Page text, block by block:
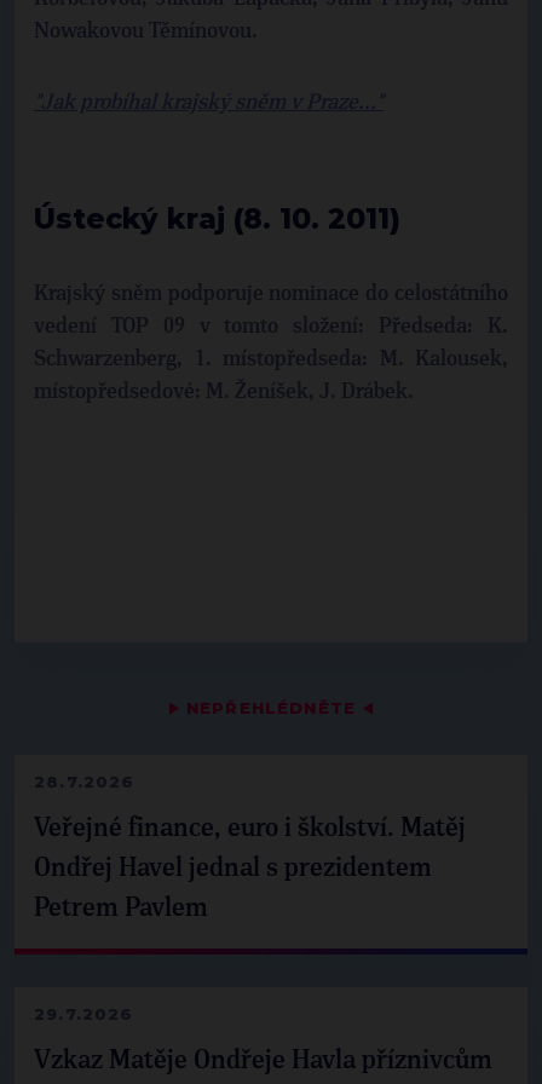
▶ NEPŘEHLÉDNĚTE ◀
28.7.2026
Veřejné finance, euro i školství. Matěj
Ondřej Havel jednal s prezidentem
Petrem Pavlem
29.7.2026
Vzkaz Matěje Ondřeje Havla příznivcům
Nowakovou Těmínovou.
Ústecký kraj (8. 10. 2011)
Krajský sněm podporuje nominace do celostátního
vedení TOP 09 v tomto složení: Předseda: K.
Schwarzenberg, 1. místopředseda: M. Kalousek,
místopředsedové: M. Ženíšek, J. Drábek.